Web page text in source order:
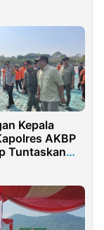
Kepala
AKBP
Tuntaskan